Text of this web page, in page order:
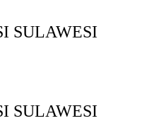
SULAWESI
SULAWESI